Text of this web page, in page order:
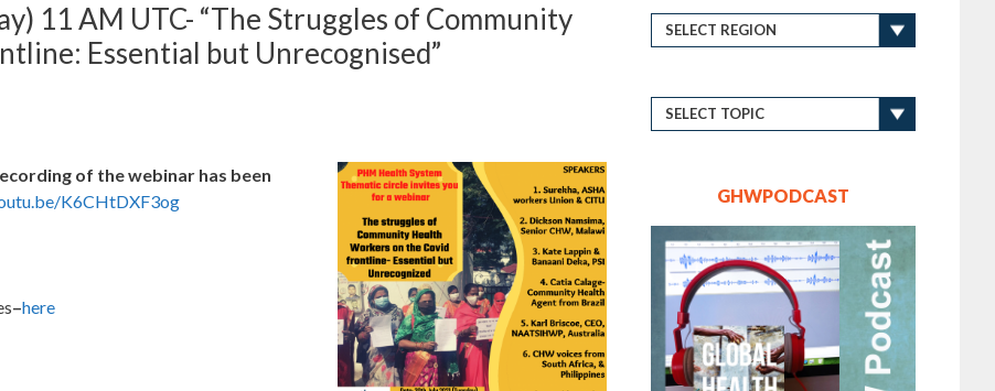
11 AM UTC- “The Struggles of Community
Essential but Unrecognised”
of the webinar has been
K6CHtDXF3og
–here
GHWPODCAST